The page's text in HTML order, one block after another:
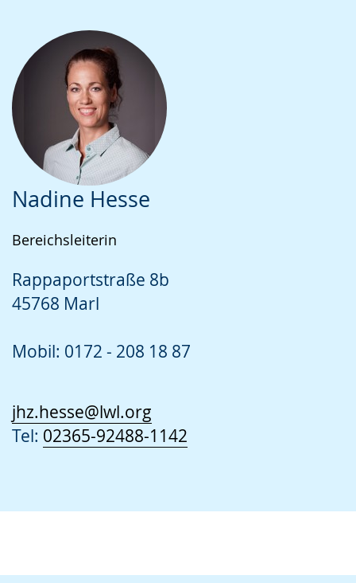
Nadine Hesse
Bereichsleiterin
Rappaportstraße 8b
45768 Marl
Mobil: 0172 - 208 18 87
jhz.hesse@lwl.org
Tel: 02365-92488-1142